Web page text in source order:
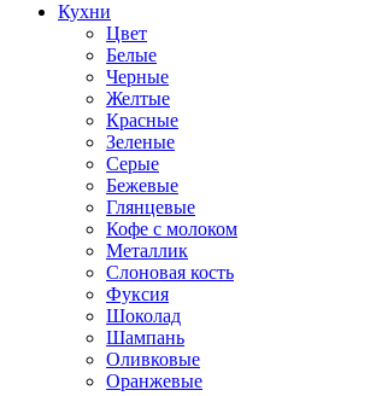
Кухни
Цвет
Белые
Черные
Желтые
Красные
Зеленые
Серые
Бежевые
Глянцевые
Кофе с молоком
Металлик
Слоновая кость
Фуксия
Шоколад
Шампань
Оливковые
Оранжевые